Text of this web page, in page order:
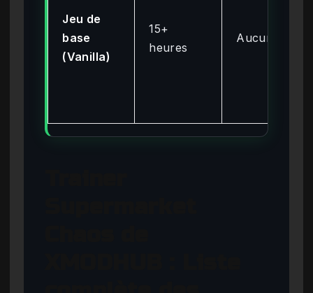
Jeu de
base
(Vanilla)
15+
heures
Aucun